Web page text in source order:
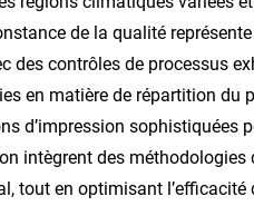
de la qualité
des contrôles de processus
en matière de répartition du
d’impression
intègrent des méthodologies
tout en optimisant